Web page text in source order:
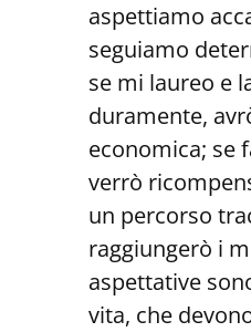
aspettiamo
seguiamo
se mi laureo e
duramente,
economica; se
verrò
un percorso
raggiungerò i
aspettative
vita, che